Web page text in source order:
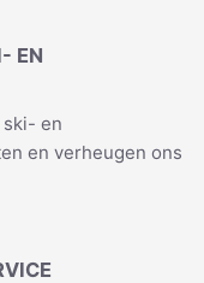
EN
ski- en
en verheugen ons